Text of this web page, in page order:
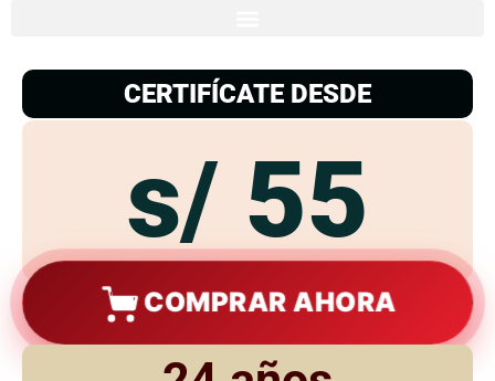
CERTIFÍCATE DESDE
s/ 55
COMPRAR AHORA